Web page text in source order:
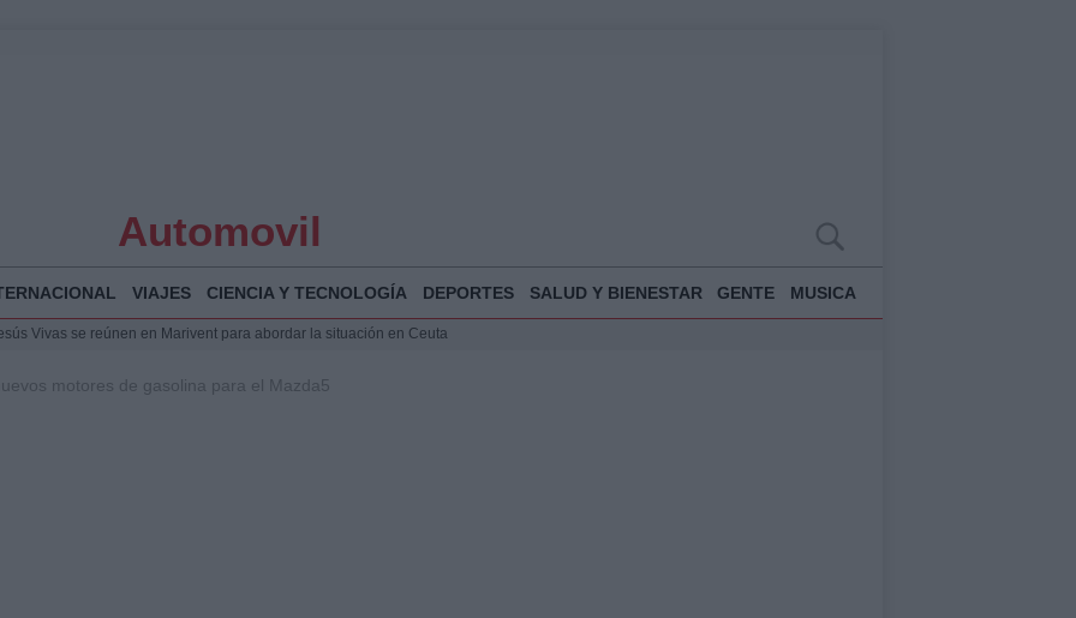
Automovil
VIAJES CIENCIA Y TECNOLOGÍA DEPORTES SALUD Y BIENESTAR GENTE MUSICA
Vivas se reúnen en Marivent para abordar la situación en Ceuta
respalda a Ceuta ante la presión migratoria y la falta de respuesta del Gobierno
motores de gasolina para el Mazda5